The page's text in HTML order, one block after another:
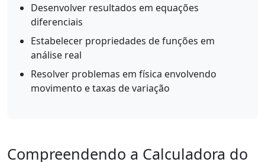
Desenvolver resultados em equações
diferenciais
Estabelecer propriedades de funções em
análise real
Resolver problemas em física envolvendo
movimento e taxas de variação
Compreendendo a Calculadora do